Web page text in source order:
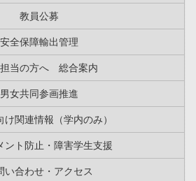
教員公募
安全保障輸出管理
当の方へ 総合案内
男女共同参画推進
け関連情報（学内のみ）
ント防止・障害学生支援
い合わせ・アクセス